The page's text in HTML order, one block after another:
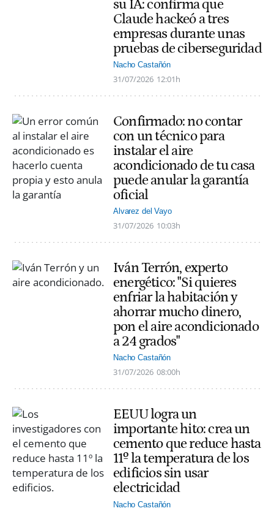
su IA: confirma que
Claude hackeó a tres
empresas durante unas
pruebas de ciberseguridad
Nacho Castañón
31/07/2026 12:01h
Confirmado: no contar
con un técnico para
instalar el aire
acondicionado de tu casa
puede anular la garantía
oficial
Alvarez del Vayo
31/07/2026 10:03h
Iván Terrón, experto
energético: "Si quieres
enfriar la habitación y
ahorrar mucho dinero,
pon el aire acondicionado
a 24 grados"
Nacho Castañón
31/07/2026 08:00h
EEUU logra un
importante hito: crea un
cemento que reduce hasta
11º la temperatura de los
edificios sin usar
electricidad
Nacho Castañón